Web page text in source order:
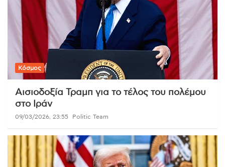
Κόσμος
Αισιοδοξία Τραμπ για το τέλος του πολέμου
στο Ιράν
09/03/2026, 23:55 Politic Team